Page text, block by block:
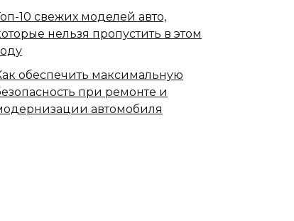
10 свежих моделей авто,
нельзя пропустить в этом
обеспечить максимальную
при ремонте и
автомобиля